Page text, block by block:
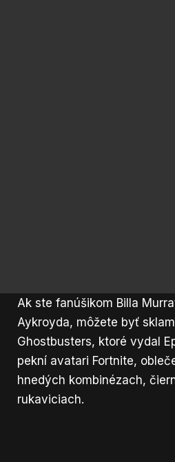
Ak ste fanúšikom Billa
Aykroyda, môžete byť
Ghostbusters, ktoré vydal
pekní avatari Fortnite,
hnedých kombinézach,
rukaviciach.